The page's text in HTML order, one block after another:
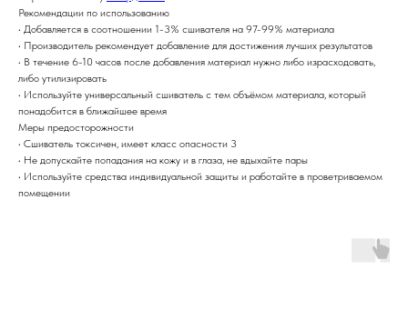
Рекомендации по использованию
• Добавляется в соотношении 1-3% сшивателя на 97-99% материала
• Производитель рекомендует добавление для достижения лучших результатов
• В течение 6-10 часов после добавления материал нужно либо израсходовать,
либо утилизировать
• Используйте универсальный сшиватель с тем объёмом материала, который
понадобится в ближайшее время
Меры предосторожности
• Сшиватель токсичен, имеет класс опасности 3
• Не допускайте попадания на кожу и в глаза, не вдыхайте пары
• Используйте средства индивидуальной защиты и работайте в проветриваемом
помещении